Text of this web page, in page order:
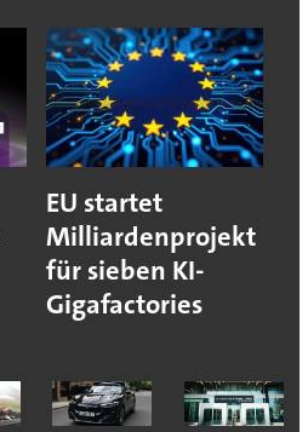
EU startet
Milliardenprojekt
für sieben KI-
Gigafactories